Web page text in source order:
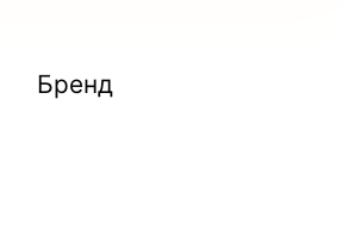
Бренд